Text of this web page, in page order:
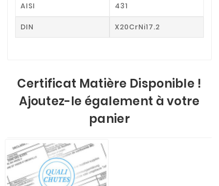
AISI 431
DIN X20CrNi17.2
Certificat Matière Disponible !
Ajoutez-le également à votre
panier